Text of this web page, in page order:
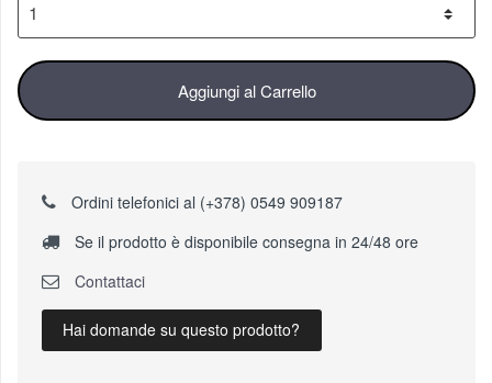
Aggiungi al Carrello
Ordini telefonici al (+378) 0549 909187
Se il prodotto è disponibile consegna in 24/48 ore
Contattaci
Hai domande su questo prodotto?